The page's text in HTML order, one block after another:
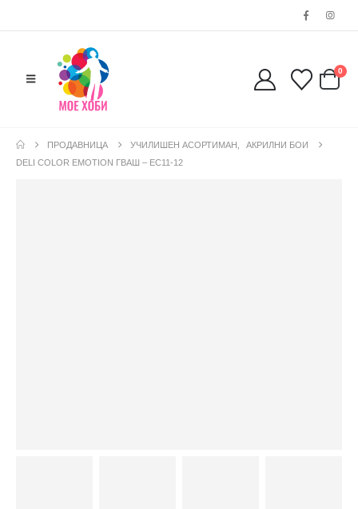
0
ПРОДАВНИЦА УЧИЛИШЕН АСОРТИМАН
АКРИЛНИ БОИ
DELI COLOR EMOTIОN ГВАШ – EC11-12